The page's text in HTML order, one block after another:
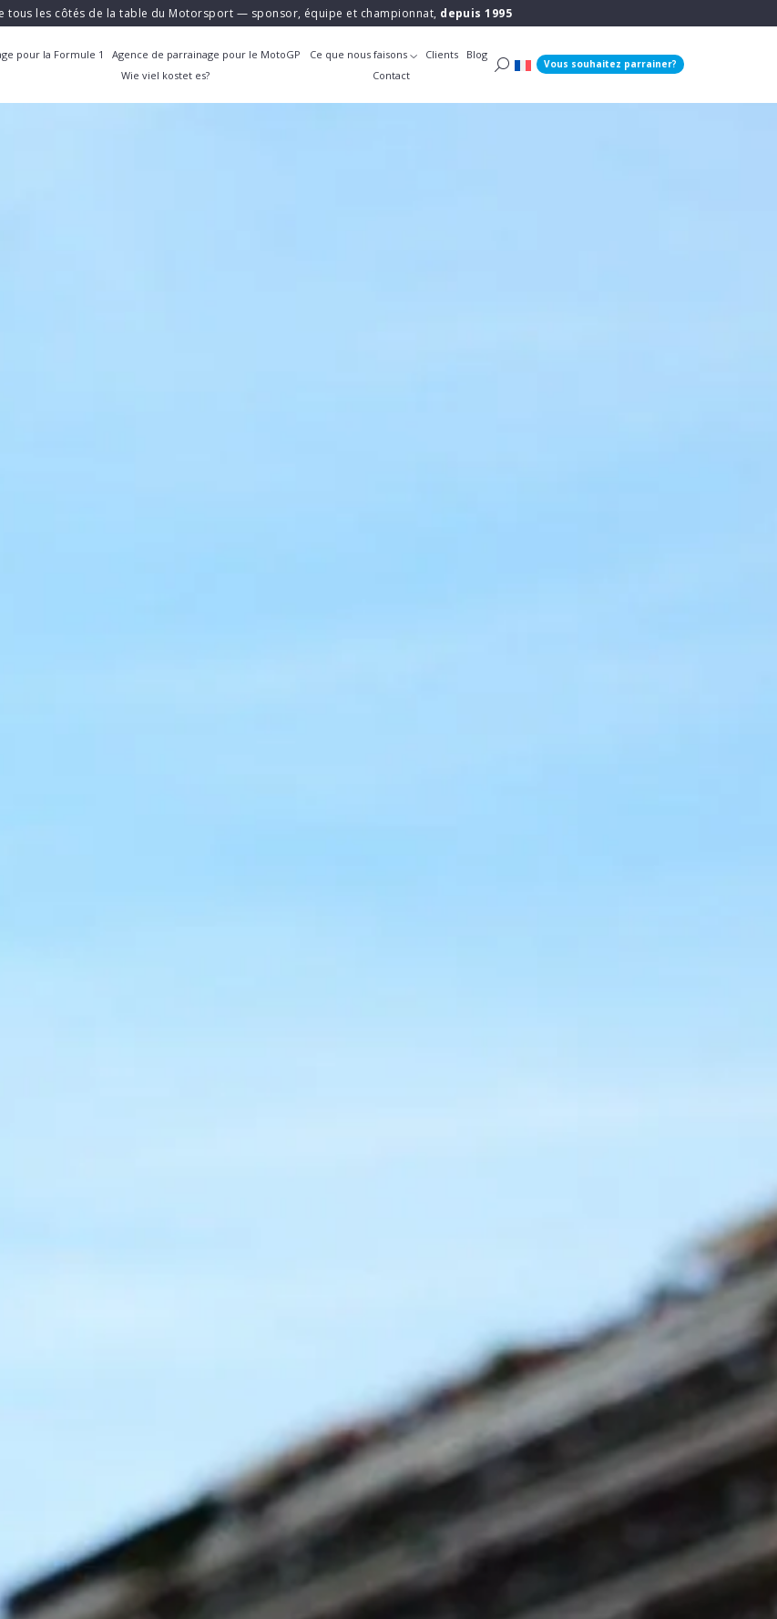
tous les côtés de la table du Motorsport — sponsor, équipe et championnat, depuis 1995
pour la Formule 1 Agence de parrainage pour le MotoGP Ce que nous faisons Clients
Blog
Wie viel kostet es? Contact
Vous souhaitez parrainer?